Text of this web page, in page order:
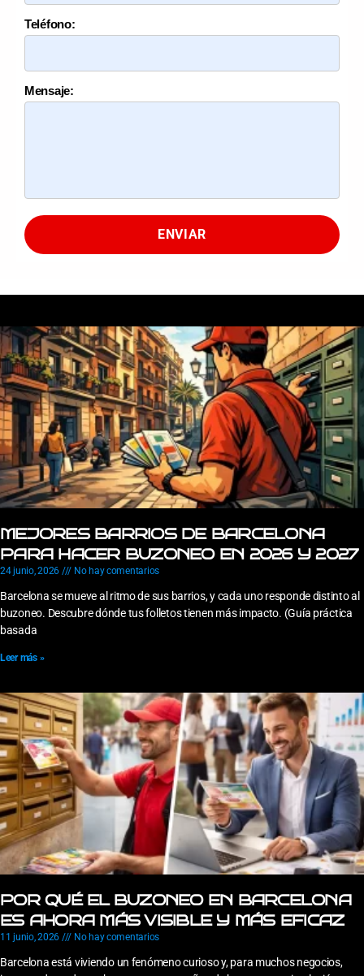
Teléfono:
Mensaje:
ENVIAR
MEJORES BARRIOS DE BARCELONA
PARA HACER BUZONEO EN 2026 Y 2027
24 junio, 2026 No hay comentarios
Barcelona se mueve al ritmo de sus barrios, y cada uno responde distinto al
buzoneo. Descubre dónde tus folletos tienen más impacto. (Guía práctica
basada
Leer más »
POR QUÉ EL BUZONEO EN BARCELONA
ES AHORA MÁS VISIBLE Y MÁS EFICAZ
11 junio, 2026 No hay comentarios
Barcelona está viviendo un fenómeno curioso y, para muchos negocios,